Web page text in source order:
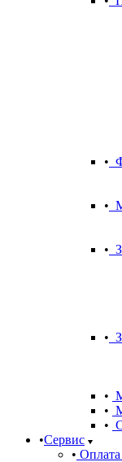
Сервис
Оплата